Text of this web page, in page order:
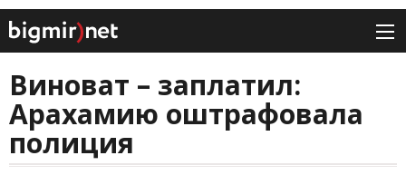
Виноват – заплатил:
Арахамию оштрафовала
полиция